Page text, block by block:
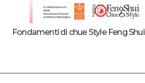
Fondamenti di chue Style Feng Shui